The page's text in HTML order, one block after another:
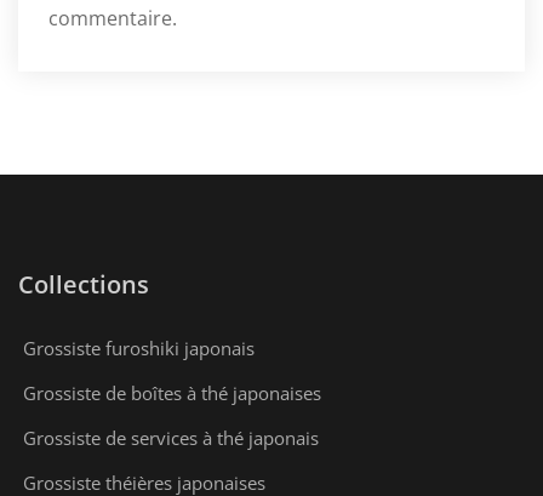
commentaire.
Collections
Grossiste furoshiki japonais
Grossiste de boîtes à thé japonaises
Grossiste de services à thé japonais
Grossiste théières japonaises